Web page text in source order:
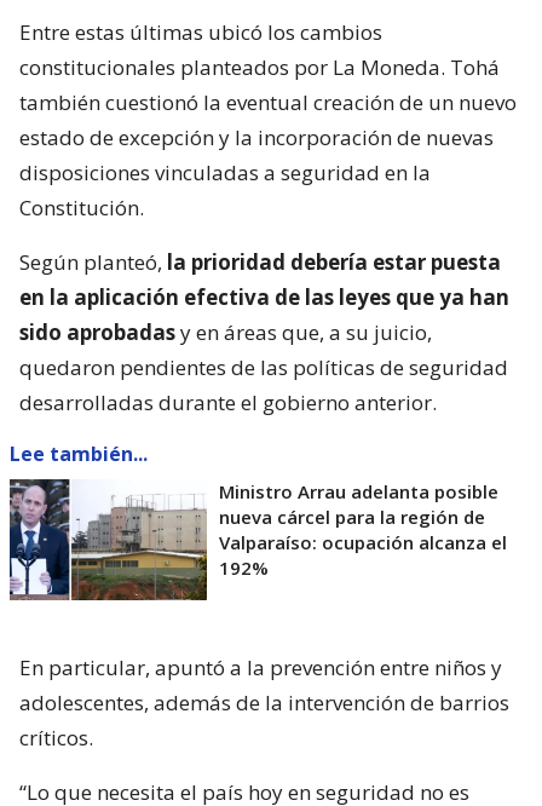
Entre estas últimas ubicó los cambios
constitucionales planteados por La Moneda. Tohá
también cuestionó la eventual creación de un nuevo
estado de excepción y la incorporación de nuevas
disposiciones vinculadas a seguridad en la
Constitución.
Según planteó, la prioridad debería estar puesta
en la aplicación efectiva de las leyes que ya han
sido aprobadasy en áreas que, a su juicio,
quedaron pendientes de las políticas de seguridad
desarrolladas durante el gobierno anterior.
Lee también...
Ministro Arrau adelanta posible
nueva cárcel para la región de
Valparaíso: ocupación alcanza el
192%
En particular, apuntó a la prevención entre niños y
adolescentes, además de la intervención de barrios
críticos.
“Lo que necesita el país hoy en seguridad no es